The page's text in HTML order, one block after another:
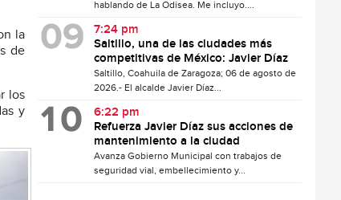
la
de
los
y
hablando de La Odisea. Me incluyo....
7:24 pm
Saltillo, una de las ciudades más
competitivas de México: Javier Díaz
Saltillo, Coahuila de Zaragoza; 06 de agosto de
2026.- El alcalde Javier Díaz...
6:22 pm
Refuerza Javier Díaz sus acciones de
mantenimiento a la ciudad
Avanza Gobierno Municipal con trabajos de
seguridad vial, embellecimiento y...